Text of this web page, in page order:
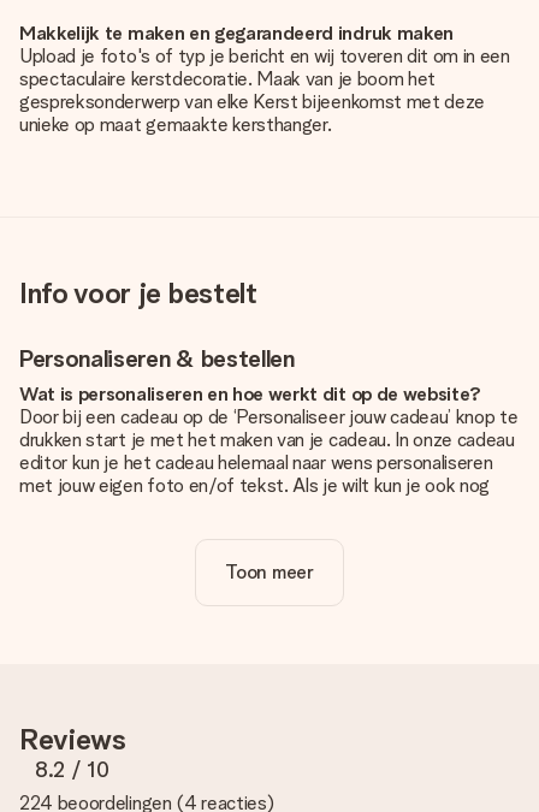
Makkelijk te maken en gegarandeerd indruk maken
Upload je foto's of typ je bericht en wij toveren dit om in een
spectaculaire kerstdecoratie. Maak van je boom het
gespreksonderwerp van elke Kerst bijeenkomst met deze
unieke op maat gemaakte kersthanger.
Info voor je bestelt
Personaliseren & bestellen
Wat is personaliseren en hoe werkt dit op de website?
Door bij een cadeau op de ‘Personaliseer jouw cadeau’ knop te
drukken start je met het maken van je cadeau. In onze cadeau
editor kun je het cadeau helemaal naar wens personaliseren
met jouw eigen foto en/of tekst. Als je wilt kun je ook nog
Is personalisatie in de prijs inbegrepen?
De prijs die op de website wordt getoond is inclusief de
te gebruiken. Als je niet zeker bent over de kwaliteit van je
foto, neem dan contact op met onze klantenservice en stuur
je foto mee met het cadeau dat je wilt bestellen. Zij kunnen
de kwaliteit dan voor je controleren!
Toon meer
Reviews
8.2 / 10
224 beoordelingen (4 reacties)